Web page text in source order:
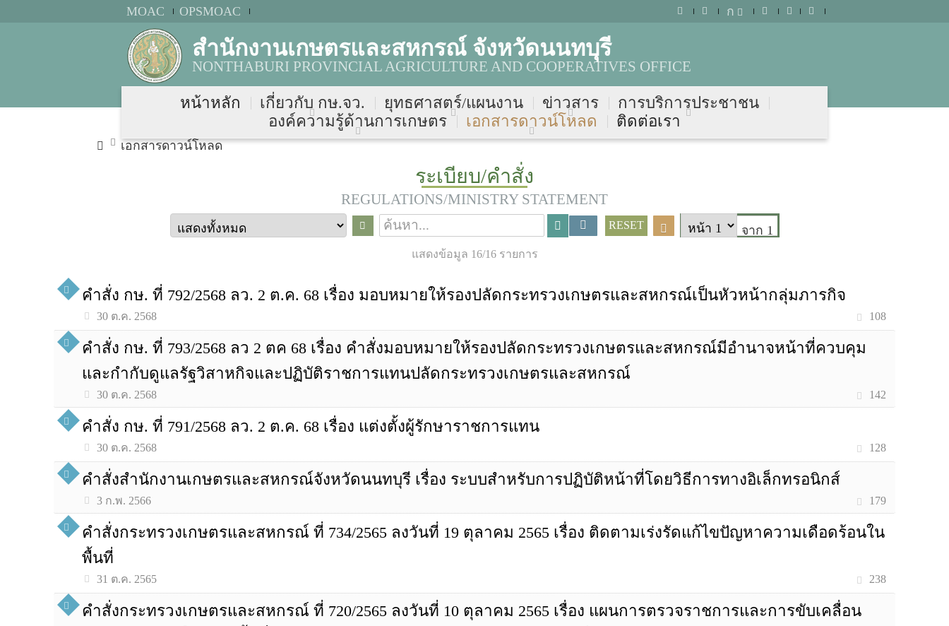
MOAC OPSMOAC ก
สำนักงานเกษตรและสหกรณ์ จังหวัดนนทบุรี
NONTHABURI PROVINCIAL AGRICULTURE AND COOPERATIVES OFFICE
หน้าหลัก เกี่ยวกับ กษ.จว. ยุทธศาสตร์/แผนงาน ข่าวสาร
การบริการประชาชน
องค์ความรู้ด้านการเกษตร
เอกสารดาวน์โหลด ติดต่อเรา
เอกสารดาวน์โหลด
ระเบียบ/คำสั่ง
REGULATIONS/MINISTRY STATEMENT
RESET จาก 1
แสดงข้อมูล 16/16 รายการ
คำสั่ง กษ. ที่ 792/2568 ลว. 2 ต.ค. 68 เรื่อง มอบหมายให้รองปลัดกระทรวงเกษตรและสหกรณ์เป็นหัวหน้ากลุ่มภารกิจ
30 ต.ค. 2568 108
คำสั่ง กษ. ที่ 793/2568 ลว 2 ตค 68 เรื่อง คำสั่งมอบหมายให้รองปลัดกระทรวงเกษตรและสหกรณ์มีอำนาจหน้าที่ควบคุม
และกำกับดูแลรัฐวิสาหกิจและปฏิบัติราชการแทนปลัดกระทรวงเกษตรและสหกรณ์
30 ต.ค. 2568 142
คำสั่ง กษ. ที่ 791/2568 ลว. 2 ต.ค. 68 เรื่อง แต่งตั้งผู้รักษาราชการแทน
30 ต.ค. 2568 128
คำสั่งสำนักงานเกษตรและสหกรณ์จังหวัดนนทบุรี เรื่อง ระบบสำหรับการปฏิบัติหน้าที่โดยวิธีการทางอิเล็กทรอนิกส์
3 ก.พ. 2566 179
คำสั่งกระทรวงเกษตรและสหกรณ์ ที่ 734/2565 ลงวันที่ 19 ตุลาคม 2565 เรื่อง ติดตามเร่งรัดแก้ไขปัญหาความเดือดร้อนใน
พื้นที่
31 ต.ค. 2565 238
คำสั่งกระทรวงเกษตรและสหกรณ์ ที่ 720/2565 ลงวันที่ 10 ตุลาคม 2565 เรื่อง แผนการตรวจราชการและการขับเคลื่อน